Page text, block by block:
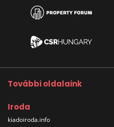
További oldalaink
Iroda
kiadoiroda.info